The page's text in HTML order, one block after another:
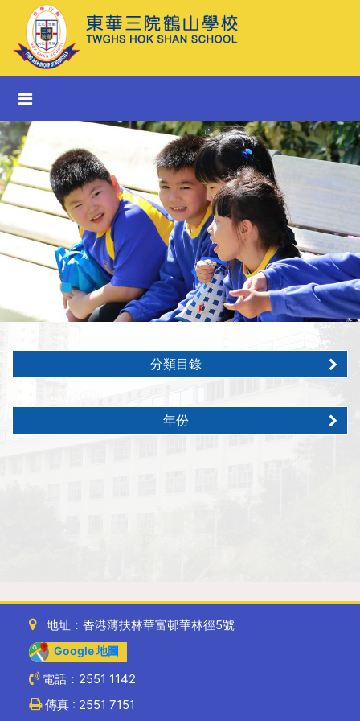
分類目錄
年份
地址：香港薄扶林華富邨華林徑5號
Google 地圖
電話：2551 1142
傳真 : 2551 7151